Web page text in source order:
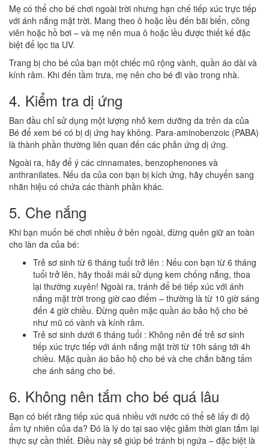
Mẹ có thể cho bé chơi ngoài trời nhưng hạn chế tiếp xúc trực tiếp
với ánh nắng mặt trời. Mang theo ô hoặc lều đến bãi biển, công
viên hoặc hồ bơi – và mẹ nên mua ô hoặc lều được thiết kế đặc
biệt để lọc tia UV.
Trang bị cho bé của bạn một chiếc mũ rộng vành, quần áo dài và
kính râm. Khi đến tầm trưa, mẹ nên cho bé đi vào trong nhà.
4. Kiểm tra dị ứng
Ban đầu chỉ sử dụng một lượng nhỏ kem dưỡng da trên da của
Bé để xem bé có bị dị ứng hay không. Para-aminobenzoic (PABA)
là thành phần thường liên quan đến các phản ứng dị ứng.
Ngoài ra, hãy để ý các cinnamates, benzophenones và
anthranilates. Nếu da của con bạn bị kích ứng, hãy chuyển sang
nhãn hiệu có chứa các thành phần khác.
5. Che nắng
Khi bạn muốn bé chơi nhiều ở bên ngoài, đừng quên giữ an toàn
cho làn da của bé:
Trẻ sơ sinh từ 6 tháng tuổi trở lên : Nếu con bạn từ 6 tháng
tuổi trở lên, hãy thoải mái sử dụng kem chống nắng, thoa
lại thường xuyên! Ngoài ra, tránh để bé tiếp xúc với ánh
nắng mặt trời trong giờ cao điểm – thường là từ 10 giờ sáng
đến 4 giờ chiều. Đừng quên mặc quần áo bảo hộ cho bé
như mũ có vành và kính râm.
Trẻ sơ sinh dưới 6 tháng tuổi : Không nên để trẻ sơ sinh
tiếp xúc trực tiếp với ánh nắng mặt trời từ 10h sáng tới 4h
chiều. Mặc quần áo bảo hộ cho bé và che chắn bằng tấm
che ánh sáng cho bé.
6. Không nên tắm cho bé quá lâu
Bạn có biết rằng tiếp xúc quá nhiều với nước có thể sẽ lấy đi độ
ẩm tự nhiên của da? Đó là lý do tại sao việc giảm thời gian tắm lại
thực sự cần thiết. Điều này sẽ giúp bé tránh bị ngứa – đặc biệt là